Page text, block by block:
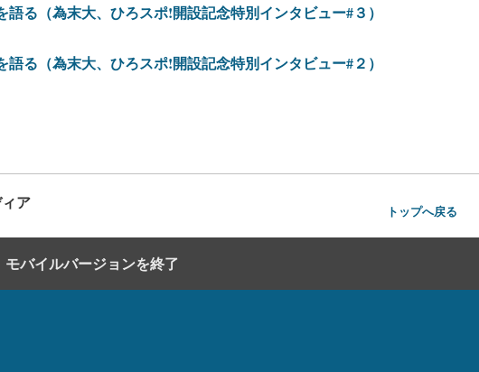
る（為末大、ひろスポ!開設記念特別インタビュー#３）
る（為末大、ひろスポ!開設記念特別インタビュー#２）
ア トップへ戻る
モバイルバージョンを終了